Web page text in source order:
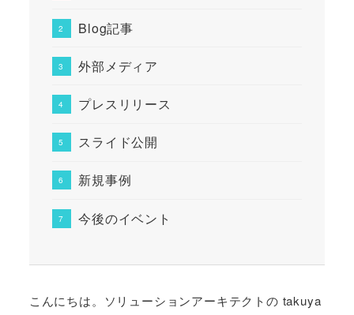
Blog記事
外部メディア
プレスリリース
スライド公開
新規事例
今後のイベント
こんにちは。ソリューションアーキテクトの takuya